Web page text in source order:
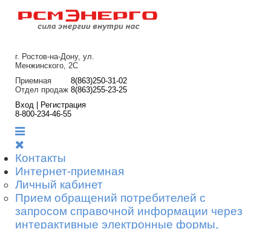
г. Ростов-на-Дону, ул.
Менжинского, 2С
Приемная
8(863)250-31-02
Отдел продаж 8(863)255-23-25
Вход | Регистрация
8-800-234-46-55
Контакты
Интернет-приемная
Личный кабинет
Прием обращений потребителей с
запросом справочной информации через
интерактивные электронные формы,